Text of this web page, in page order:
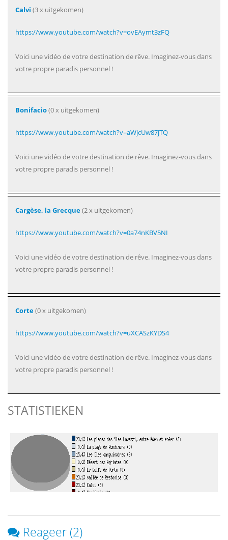
Calvi (3 x uitgekomen)
https://www.youtube.com/watch?v=ovEAymt3zFQ
Voici une vidéo de votre destination de rêve. Imaginez-vous dans
votre propre paradis personnel !
Bonifacio(0 x uitgekomen)
https://www.youtube.com/watch?v=aWjcUw87jTQ
Voici une vidéo de votre destination de rêve. Imaginez-vous dans
votre propre paradis personnel !
Cargèse, la Grecque(2 x uitgekomen)
https://www.youtube.com/watch?v=0a74nKBV5NI
Voici une vidéo de votre destination de rêve. Imaginez-vous dans
votre propre paradis personnel !
Corte(0 x uitgekomen)
https://www.youtube.com/watch?v=uXCASzKYDS4
Voici une vidéo de votre destination de rêve. Imaginez-vous dans
votre propre paradis personnel !
STATISTIEKEN
Reageer (2)